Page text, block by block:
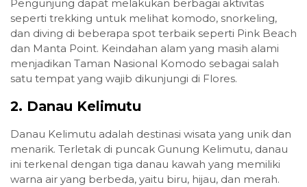
Pengunjung dapat melakukan berbagai aktivitas
seperti trekking untuk melihat komodo, snorkeling,
dan diving di beberapa spot terbaik seperti Pink Beach
dan Manta Point. Keindahan alam yang masih alami
menjadikan Taman Nasional Komodo sebagai salah
satu tempat yang wajib dikunjungi di Flores.
2. Danau Kelimutu
Danau Kelimutu adalah destinasi wisata yang unik dan
menarik. Terletak di puncak Gunung Kelimutu, danau
ini terkenal dengan tiga danau kawah yang memiliki
warna air yang berbeda, yaitu biru, hijau, dan merah.